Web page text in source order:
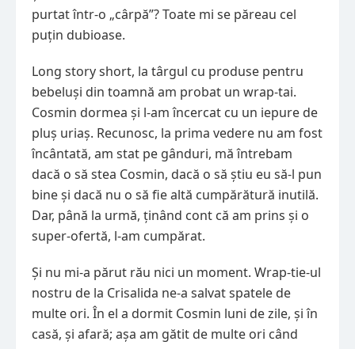
purtat într-o „cârpă”? Toate mi se păreau cel
puțin dubioase.
Long story short, la târgul cu produse pentru
bebeluși din toamnă am probat un wrap-tai.
Cosmin dormea și l-am încercat cu un iepure de
pluș uriaș. Recunosc, la prima vedere nu am fost
încântată, am stat pe gânduri, mă întrebam
dacă o să stea Cosmin, dacă o să știu eu să-l pun
bine și dacă nu o să fie altă cumpărătură inutilă.
Dar, până la urmă, ținând cont că am prins și o
super-ofertă, l-am cumpărat.
Și nu mi-a părut rău nici un moment. Wrap-tie-ul
nostru de la Crisalida ne-a salvat spatele de
multe ori. În el a dormit Cosmin luni de zile, și în
casă, și afară; așa am gătit de multe ori când